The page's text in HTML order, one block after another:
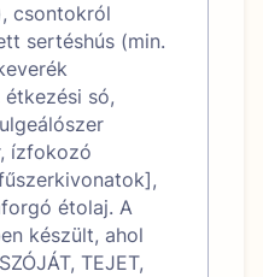
csontokról
sertéshús (min.
só,
ízfokozó
étolaj. A
készült, ahol
TEJET,